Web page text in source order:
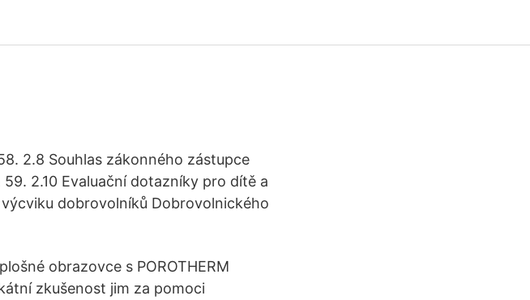
2.8 Souhlas zákonného zástupce
2.10 Evaluační dotazníky pro dítě a
dobrovolníků Dobrovolnického
obrazovce s POROTHERM
zkušenost jim za pomoci